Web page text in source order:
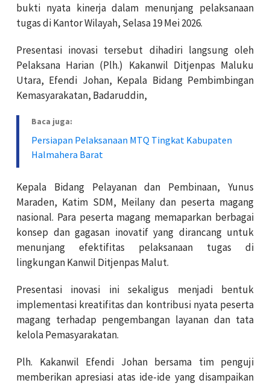
bukti nyata kinerja dalam menunjang pelaksanaan
tugas di Kantor Wilayah, Selasa 19 Mei 2026.
Presentasi inovasi tersebut dihadiri langsung oleh
Pelaksana Harian (Plh.) Kakanwil Ditjenpas Maluku
Utara, Efendi Johan, Kepala Bidang Pembimbingan
Kemasyarakatan, Badaruddin,
Baca juga:
Persiapan Pelaksanaan MTQ Tingkat Kabupaten
Halmahera Barat
Kepala Bidang Pelayanan dan Pembinaan, Yunus
Maraden, Katim SDM, Meilany dan peserta magang
nasional. Para peserta magang memaparkan berbagai
konsep dan gagasan inovatif yang dirancang untuk
menunjang efektifitas pelaksanaan tugas di
lingkungan Kanwil Ditjenpas Malut.
Presentasi inovasi ini sekaligus menjadi bentuk
implementasi kreatifitas dan kontribusi nyata peserta
magang terhadap pengembangan layanan dan tata
kelola Pemasyarakatan.
Plh. Kakanwil Efendi Johan bersama tim penguji
memberikan apresiasi atas ide-ide yang disampaikan